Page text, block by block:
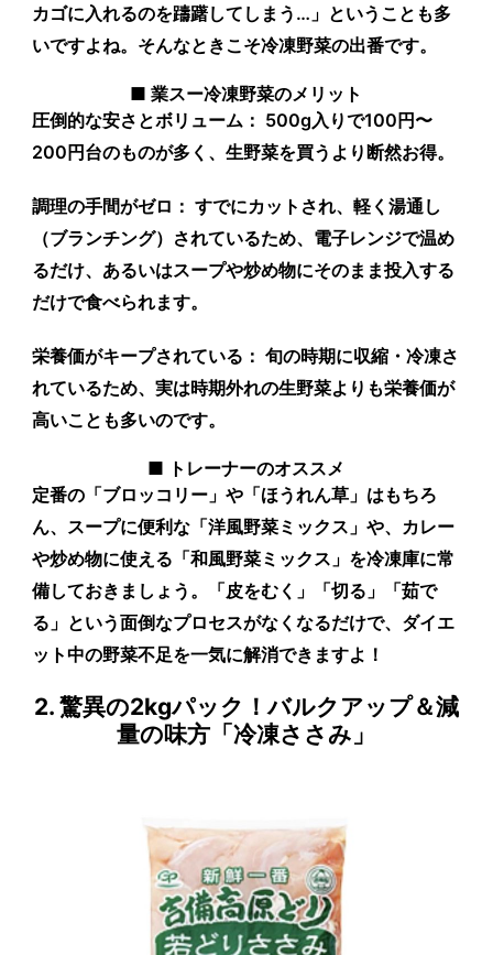
カゴに入れるのを躊躇してしまう…」ということも多
いですよね。そんなときこそ冷凍野菜の出番です。
■ 業スー冷凍野菜のメリット
圧倒的な安さとボリューム： 500g入りで100円〜
200円台のものが多く、生野菜を買うより断然お得。
調理の手間がゼロ： すでにカットされ、軽く湯通し
（ブランチング）されているため、電子レンジで温め
るだけ、あるいはスープや炒め物にそのまま投入する
だけで食べられます。
栄養価がキープされている： 旬の時期に収縮・冷凍さ
れているため、実は時期外れの生野菜よりも栄養価が
高いことも多いのです。
■ トレーナーのオススメ
定番の「ブロッコリー」や 「ほうれん草」 はもちろ
ん、スープに便利な 「洋風野菜ミックス」や、カレー
や炒め物に使える 「和風野菜ミックス」を冷凍庫に常
備しておきましょう。「皮をむく」「切る」「茹で
る」という面倒なプロセスがなくなるだけで、ダイエ
ット中の野菜不足を一気に解消できますよ！
2. 驚異の2kgパック！バルクアップ＆減
量の味方「冷凍ささみ」